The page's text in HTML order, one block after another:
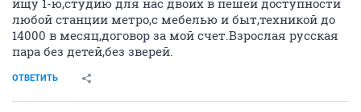
ищу 1-ю,студию для нас двоих в пешей доступности
любой станции метро,с мебелью и быт,техникой до
14000 в месяц,договор за мой счет.Взрослая русская
пара без детей,без зверей.
ОТВЕТИТЬ